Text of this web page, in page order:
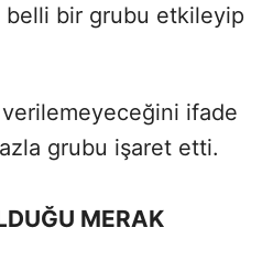
bir grubu etkileyip
ifade
grubu işaret etti.
MERAK